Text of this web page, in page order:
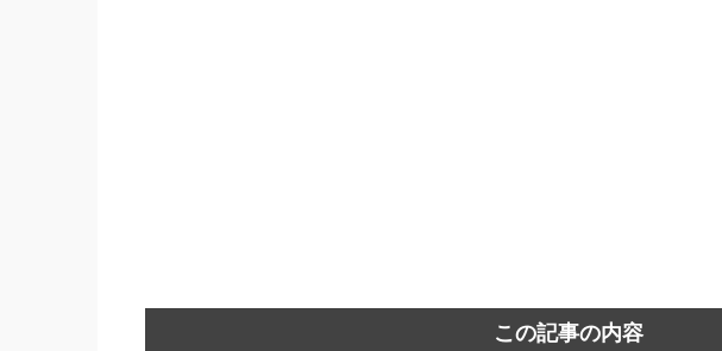
この記事の内容